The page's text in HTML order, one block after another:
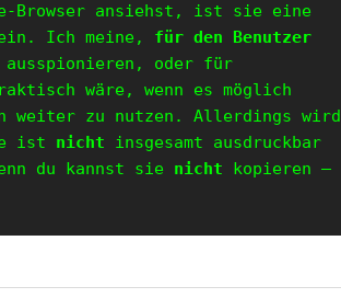
Browser ansiehst, ist sie eine
Ich meine, für den Benutzer
oder für
wäre, wenn es möglich
weiter zu nutzen. Allerdings wird
ist nicht insgesamt ausdruckbar
du kannst sie nicht kopieren –